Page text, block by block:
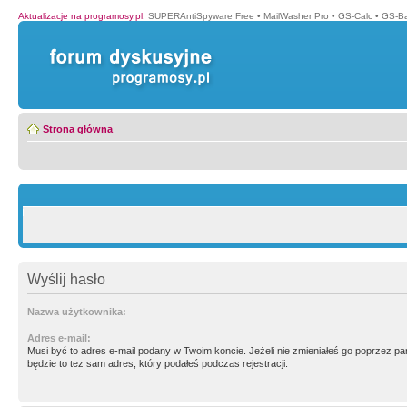
Aktualizacje na programosy.pl: SUPERAntiSpyware Free • MailWasher Pro • GS-Calc • GS-
Strona główna
Wyślij hasło
Nazwa użytkownika:
Adres e-mail:
Musi być to adres e-mail podany w Twoim koncie. Jeżeli nie zmieniałeś go poprzez
będzie to tez sam adres, który podałeś podczas rejestracji.